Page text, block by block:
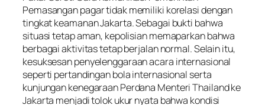
Pemasangan pagar tidak memiliki korelasi dengan
tingkat keamanan Jakarta. Sebagai bukti bahwa
situasi tetap aman, kepolisian memaparkan bahwa
berbagai aktivitas tetap berjalan normal. Selain itu,
kesuksesan penyelenggaraan acara internasional
seperti pertandingan bola internasional serta
kunjungan kenegaraan Perdana Menteri Thailand ke
Jakarta menjadi tolok ukur nyata bahwa kondisi